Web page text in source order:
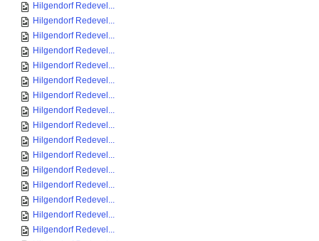
Hilgendorf Redevel...
Hilgendorf Redevel...
Hilgendorf Redevel...
Hilgendorf Redevel...
Hilgendorf Redevel...
Hilgendorf Redevel...
Hilgendorf Redevel...
Hilgendorf Redevel...
Hilgendorf Redevel...
Hilgendorf Redevel...
Hilgendorf Redevel...
Hilgendorf Redevel...
Hilgendorf Redevel...
Hilgendorf Redevel...
Hilgendorf Redevel...
Hilgendorf Redevel...